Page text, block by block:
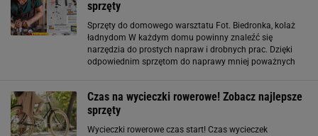
sprzęty
Sprzęty do domowego warsztatu Fot. Biedronka, kolaż
ładnydom W każdym domu powinny znaleźć się
narzędzia do prostych napraw i drobnych prac. Dzięki
odpowiednim sprzętom do naprawy mniej poważnych
wykonujemy
Czas na wycieczki rowerowe! Zobacz najlepsze
sprzęty
Wycieczki rowerowe czas start! Czas wycieczek